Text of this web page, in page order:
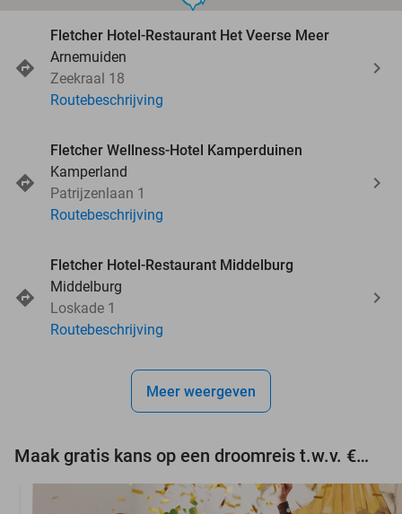
Fletcher Hotel-Restaurant Het Veerse Meer
Arnemuiden
Zeekraal 18
Routebeschrijving
Fletcher Wellness-Hotel Kamperduinen
Kamperland
Patrijzenlaan 1
Routebeschrijving
Fletcher Hotel-Restaurant Middelburg
Middelburg
Loskade 1
Routebeschrijving
Meer weergeven
Maak gratis kans op een droomreis t.w.v. €3.000!